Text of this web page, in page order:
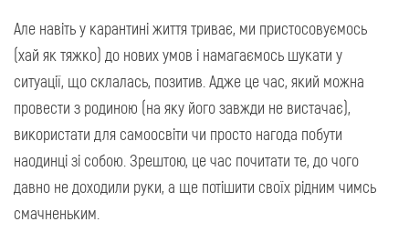
Але навіть у карантині життя триває, ми пристосовуємось
(хай як тяжко) до нових умов і намагаємось шукати у
ситуації, що склалась, позитив. Адже це час, який можна
провести з родиною (на яку його завжди не вистачає),
використати для самоосвіти чи просто нагода побути
наодинці зі собою. Зрештою, це час почитати те, до чого
давно не доходили руки, а ще потішити своїх рідним чимсь
смачненьким.